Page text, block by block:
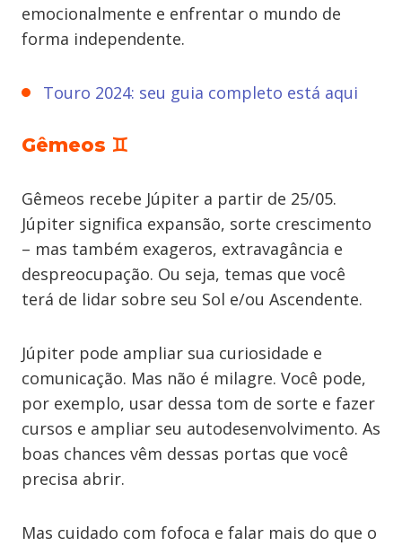
emocionalmente e enfrentar o mundo de
forma independente.
Touro 2024: seu guia completo está aqui
Gêmeos ♊
Gêmeos recebe Júpiter a partir de 25/05.
Júpiter significa expansão, sorte crescimento
– mas também exageros, extravagância e
despreocupação. Ou seja, temas que você
terá de lidar sobre seu Sol e/ou Ascendente.
Júpiter pode ampliar sua curiosidade e
comunicação. Mas não é milagre. Você pode,
por exemplo, usar dessa tom de sorte e fazer
cursos e ampliar seu autodesenvolvimento. As
boas chances vêm dessas portas que você
precisa abrir.
Mas cuidado com fofoca e falar mais do que o